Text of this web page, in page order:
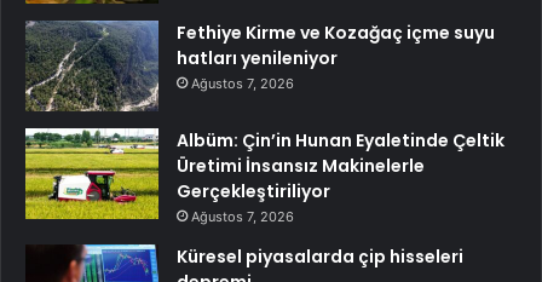
Fethiye Kirme ve Kozağaç içme suyu
hatları yenileniyor
Ağustos 7, 2026
Albüm: Çin’in Hunan Eyaletinde Çeltik
Üretimi İnsansız Makinelerle
Gerçekleştiriliyor
Ağustos 7, 2026
Küresel piyasalarda çip hisseleri